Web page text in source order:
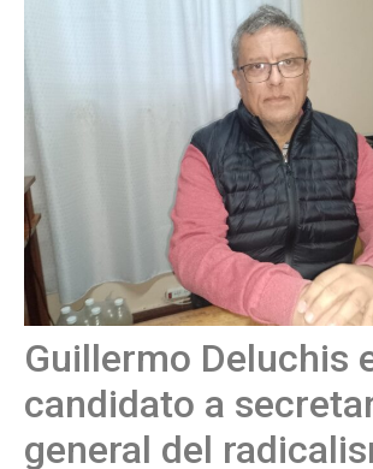
Guillermo Deluchis
candidato a
general del